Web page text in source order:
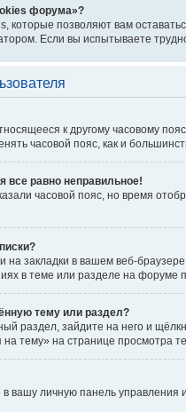
форума»?
которые позволяют вам
Если вы испытываете
к другому часовому
часовой пояс, как и
все равно неправильное!
часовой пояс, но время
на закладки в вашем веб-
в теме или разделе на
тему или раздел?
раздел, зайдите на него и
тему» на странице просмотра
в вашу личную панель